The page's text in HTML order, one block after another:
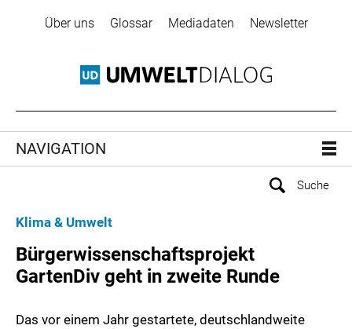
Über uns Glossar Mediadaten Newsletter
NAVIGATION
Klima & Umwelt
Bürgerwissenschaftsprojekt
GartenDiv geht in zweite Runde
Das vor einem Jahr gestartete, deutschlandweite